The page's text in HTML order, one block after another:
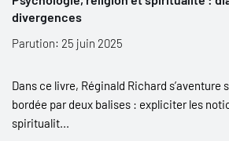
divergences
Parution: 25 juin 2025
Dans ce livre, Réginald Richard
bordée par deux balises : expliciter les
spiritualit...